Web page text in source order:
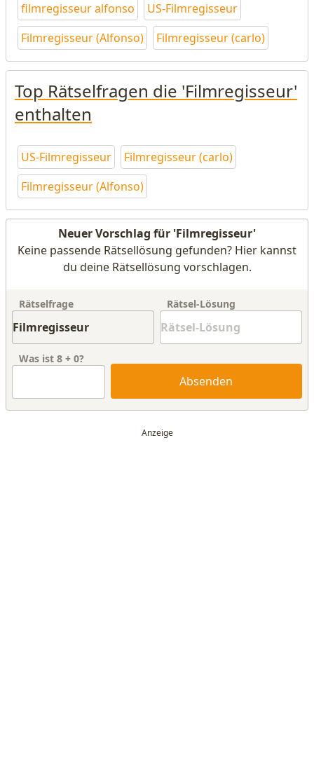
filmregisseur alfonso
US-Filmregisseur
Filmregisseur (Alfonso)
Filmregisseur (carlo)
Top Rätselfragen die 'Filmregisseur'
enthalten
US-Filmregisseur
Filmregisseur (carlo)
Filmregisseur (Alfonso)
Neuer Vorschlag für 'Filmregisseur'
Keine passende Rätsellösung gefunden? Hier kannst
du deine Rätsellösung vorschlagen.
Rätselfrage Rätsel-Lösung
Was ist 8 + 0?
Absenden